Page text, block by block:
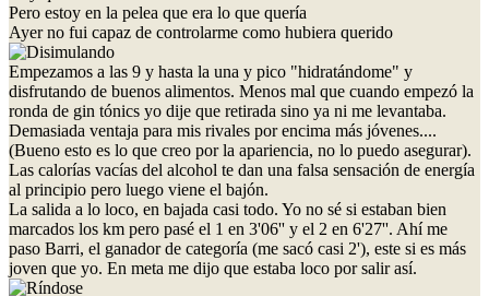
Pero estoy en la pelea que era lo que quería
Ayer no fui capaz de controlarme como hubiera querido
Empezamos a las 9 y hasta la una y pico "hidratándome" y
disfrutando de buenos alimentos. Menos mal que cuando empezó la
ronda de gin tónics yo dije que retirada sino ya ni me levantaba.
Demasiada ventaja para mis rivales por encima más jóvenes....
(Bueno esto es lo que creo por la apariencia, no lo puedo asegurar).
Las calorías vacías del alcohol te dan una falsa sensación de energía
al principio pero luego viene el bajón.
La salida a lo loco, en bajada casi todo. Yo no sé si estaban bien
marcados los km pero pasé el 1 en 3'06'' y el 2 en 6'27''. Ahí me
paso Barri, el ganador de categoría (me sacó casi 2'), este si es más
joven que yo. En meta me dijo que estaba loco por salir así.